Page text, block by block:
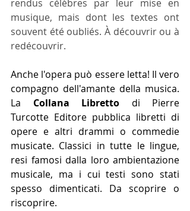
rendus célèbres par leur mise en
musique, mais dont les textes ont
souvent été oubliés. À découvrir ou à
redécouvrir.
Anche l'opera può essere letta! Il vero
compagno dell'amante della musica.
La Collana Libretto di Pierre
Turcotte Editore pubblica libretti di
opere e altri drammi o commedie
musicate. Classici in tutte le lingue,
resi famosi dalla loro ambientazione
musicale, ma i cui testi sono stati
spesso dimenticati. Da scoprire o
riscoprire.